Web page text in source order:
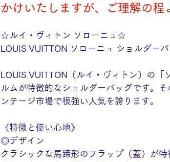
かけいたしますが、ご理解の
☆ルイ・ヴィトン ソローニュ☆
LOUIS VUITTON ソローニュ ショルダー
LOUIS VUITTON（ルイ・ヴィトン）の
ルムが特徴的なショルダーバッグです。
ンテージ市場で根強い人気を誇ります。
《特徴と使い心地》
◎デザイン
クラシックな馬蹄形のフラップ（蓋）が